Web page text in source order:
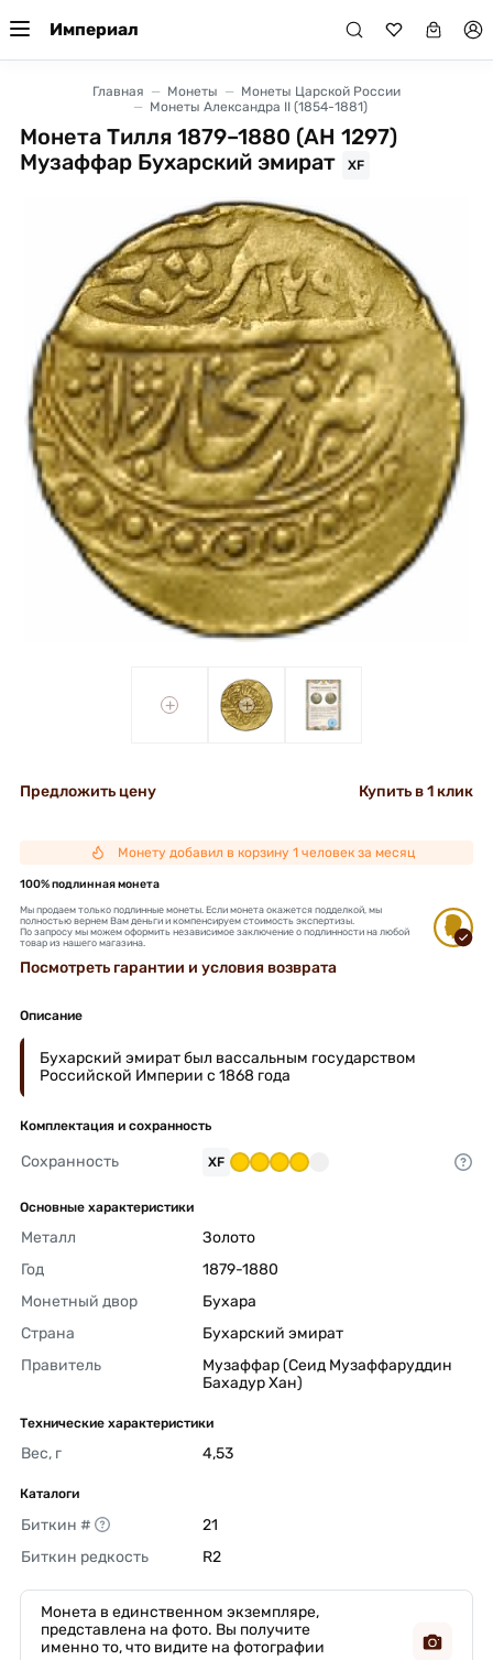
Империал
Главная Монеты
Монеты Царской России
Монеты Александра II (1854-1881)
Монета Тилля 1879–1880 (AH 1297)
Музаффар Бухарский эмират
XF
+ +
Предложить цену Купить в 1 клик
Монету добавил в корзину 1 человек за месяц
100% подлинная монета
Мы продаем только подлинные монеты. Если монета окажется подделкой, мы
полностью вернем Вам деньги и компенсируем стоимость экспертизы.
По запросу мы можем оформить независимое заключение о подлинности на любой
товар из нашего магазина.
Посмотреть гарантии и условия возврата
Описание
Бухарский эмират был вассальным государством
Российской Империи с 1868 года
Комплектация и сохранность
Сохранность XF
Основные характеристики
Металл
Золото
Год
1879-1880
Монетный двор
Бухара
Страна
Бухарский эмират
Правитель
Музаффар (Сеид Музаффаруддин
Бахадур Хан)
Технические характеристики
Вес, г 4,53
Каталоги
Биткин #
21
Биткин редкость
R2
Монета в единственном экземпляре,
представлена на фото. Вы получите
именно то, что видите на фотографии